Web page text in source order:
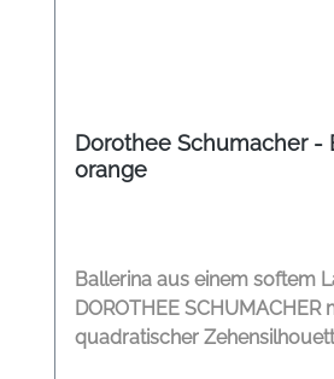
Dorothee Schumacher -
orange
Ballerina aus einem softem
DOROTHEE SCHUMACHER
quadratischer Zehensilhouette.